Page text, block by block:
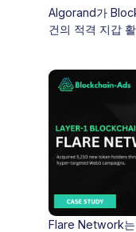
Algorand가
건의 적격 지갑
Flare Network는